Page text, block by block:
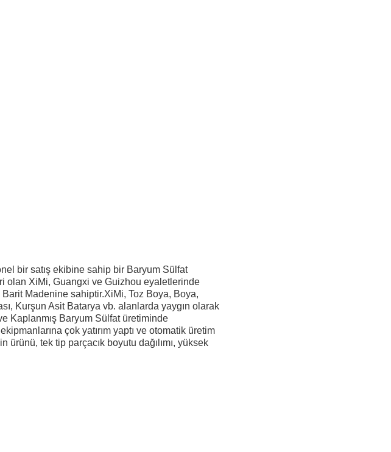
bir satış ekibine sahip bir Baryum Sülfat
olan XiMi, Guangxi ve Guizhou eyaletlerinde
Madenine sahiptir.XiMi, Toz Boya, Boya,
Kurşun Asit Batarya vb. alanlarda yaygın olarak
Kaplanmış Baryum Sülfat üretiminde
çok yatırım yaptı ve otomatik üretim
tek tip parçacık boyutu dağılımı, yüksek